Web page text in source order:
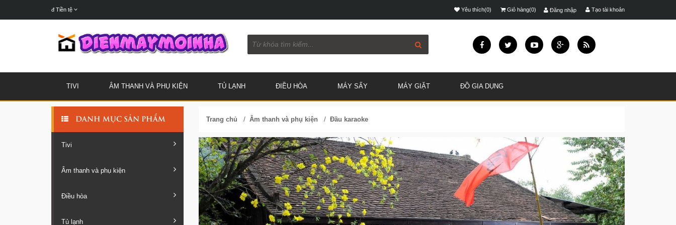
đ Tiền tệ Đăng nhập Tạo tài khoản
Yêu thích(0) Giỏ hàng(0)
TIVI ÂM THANH VÀ PHỤ KIỆN TỦ LẠNH ĐIỀU HÒA MÁY SẤY MÁY GIẶT ĐỒ GIA DỤNG
DANH MỤC SẢN PHẨM
Tivi
Âm thanh và phụ kiện
Điều hòa
Tủ lạnh
Trang chủ / Âm thanh và phụ kiện / Đầu karaoke